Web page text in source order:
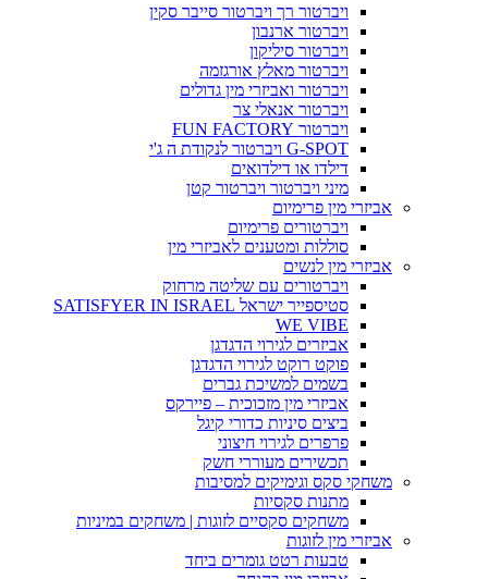
ויברטור רך ויברטור סייבר סקין
ויברטור ארנבון
ויברטור סיליקון
ויברטור מאלץ אורגזמה
ויברטור ואביזרי מין גדולים
ויברטור אנאלי צר
ויברטור FUN FACTORY
G-SPOT ויברטור לנקודת ה ג'י
דילדו או דילדואים
מיני ויברטור ויברטור קטן
אביזרי מין פרימיום
ויברטורים פרימיום
סוללות ומטענים לאביזרי מין
אביזרי מין לנשים
ויברטורים עם שליטה מרחוק
סטיספייר ישראל SATISFYER IN ISRAEL
WE VIBE
אביזרים לגירוי הדגדגן
פוקט רוקט לגירוי הדגדגן
בשמים למשיכת גברים
אביזרי מין מזכוכית – פיירקס
ביצים סיניות כדורי קיגל
פרפרים לגירוי חיצוני
תכשירים מעוררי חשק
משחקי סקס וגימיקים למסיבות
מתנות סקסיות
משחקים סקסיים לזוגות | משחקים במיניות
אביזרי מין לזוגות
טבעות רטט גומרים ביחד